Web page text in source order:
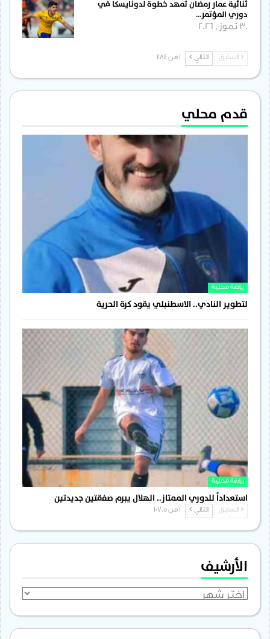
ثنائية عمار رمضان تمهد خطوة لدونايسكا في
دوري المؤتمر…
30 تموز , 2026
السابق التالي
قدم محلي
رياضة محلية
لتطوير النادي.. الاسطنبلي يقود كرة الحرية
رياضة محلية
استعداداً للدوري الممتاز.. الهلال يبرم صفقتين جديدتين
السابق التالي
الأرشيف
الأرشيف